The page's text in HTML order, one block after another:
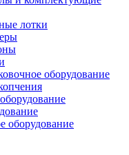
лотки
оборудование
оборудование